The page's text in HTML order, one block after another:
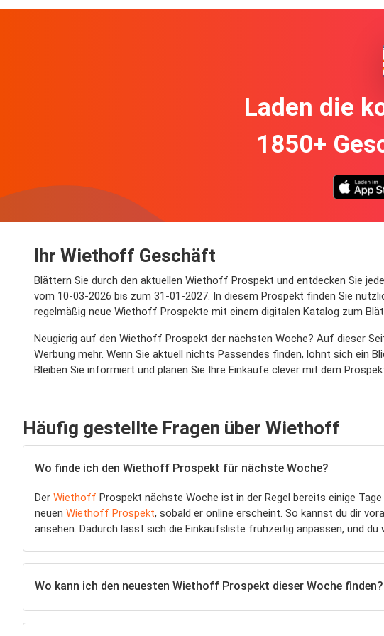
Laden die
1850+
Ihr Wiethoff Geschäft
Blättern Sie durch den aktuellen Wiethoff Prospekt und entdecken Sie
vom 10-03-2026 bis zum 31-01-2027. In diesem Prospekt finden Sie
regelmäßig neue Wiethoff Prospekte mit einem digitalen Katalog zum
Neugierig auf den Wiethoff Prospekt der nächsten Woche? Auf dieser
Werbung mehr. Wenn Sie aktuell nichts Passendes finden, lohnt sich ein
Bleiben Sie informiert und planen Sie Ihre Einkäufe clever mit dem
Häufig gestellte Fragen über Wiethoff
Wo finde ich den Wiethoff Prospekt für nächste Woche?
Der Wiethoff Prospekt nächste Woche ist in der Regel bereits einige
neuen Wiethoff Prospekt, sobald er online erscheint. So kannst du dir
ansehen. Dadurch lässt sich die Einkaufsliste frühzeitig anpassen, und
Wo kann ich den neuesten Wiethoff Prospekt dieser Woche finden?